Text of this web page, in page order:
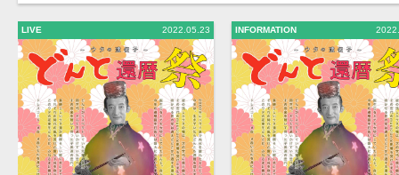
LIVE 2022.05.23 INFORMATION